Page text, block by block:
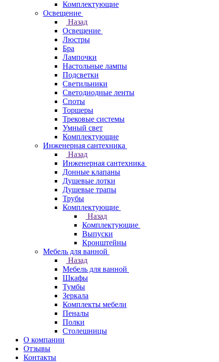
Комплектующие
Освещение
Назад
Освещение
Люстры
Бра
Лампочки
Настольные лампы
Подсветки
Светильники
Светодиодные ленты
Споты
Торшеры
Трековые системы
Умный свет
Комплектующие
Инженерная сантехника
Назад
Инженерная сантехника
Донные клапаны
Душевые лотки
Душевые трапы
Трубы
Комплектующие
Назад
Комплектующие
Выпуски
Кронштейны
Мебель для ванной
Назад
Мебель для ванной
Шкафы
Тумбы
Зеркала
Комплекты мебели
Пеналы
Полки
Столешницы
О компании
Отзывы
Контакты